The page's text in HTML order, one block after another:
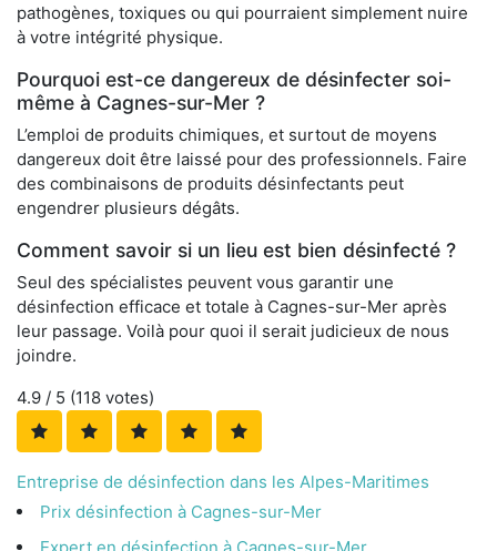
pathogènes, toxiques ou qui pourraient simplement nuire
à votre intégrité physique.
Pourquoi est-ce dangereux de désinfecter soi-
même à Cagnes-sur-Mer ?
L’emploi de produits chimiques, et surtout de moyens
dangereux doit être laissé pour des professionnels. Faire
des combinaisons de produits désinfectants peut
engendrer plusieurs dégâts.
Comment savoir si un lieu est bien désinfecté ?
Seul des spécialistes peuvent vous garantir une
désinfection efficace et totale à Cagnes-sur-Mer après
leur passage. Voilà pour quoi il serait judicieux de nous
joindre.
4.9 / 5 (118 votes)
Entreprise de désinfection dans les Alpes-Maritimes
Prix désinfection à Cagnes-sur-Mer